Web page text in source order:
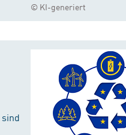
© KI-generiert